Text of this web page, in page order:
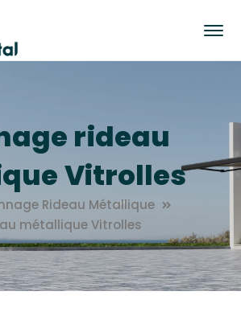
rideau
Vitrolles
Rideau Métallique
métallique Vitrolles